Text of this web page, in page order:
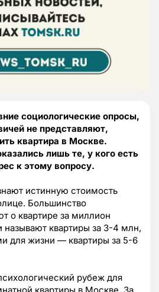
социологические опросы,
не представляют,
квартира в Москве.
лишь те, у кого есть
к этому вопросу.
истинную стоимость
Большинство
о квартире за миллион
называют квартиры за 3-4 млн,
для жизни — квартиры за 5-6
рубеж для